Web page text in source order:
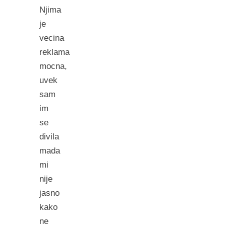
Njima
je
vecina
reklama
mocna,
uvek
sam
im
se
divila
mada
mi
nije
jasno
kako
ne